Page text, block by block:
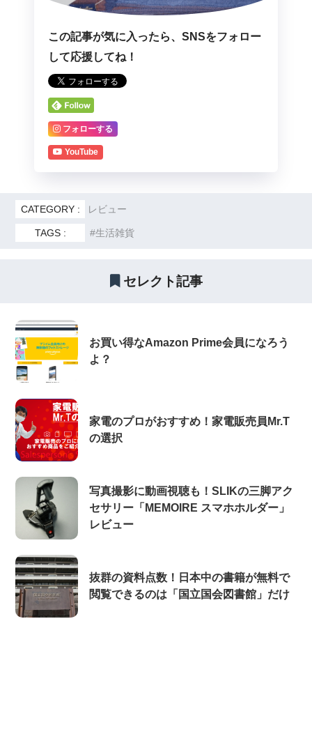
この記事が気に入ったら、SNSをフォロー
して応援してね！
フォローする
YouTube
CATEGORY : レビュー
TAGS : 生活雑貨
セレクト記事
お買い得なAmazon Prime会員になろう
よ？
家電のプロがおすすめ！家電販売員Mr.T
の選択
写真撮影に動画視聴も！SLIKの三脚アク
セサリー「MEMOIRE スマホホルダー」
レビュー
抜群の資料点数！日本中の書籍が無料で
閲覧できるのは「国立国会図書館」だけ